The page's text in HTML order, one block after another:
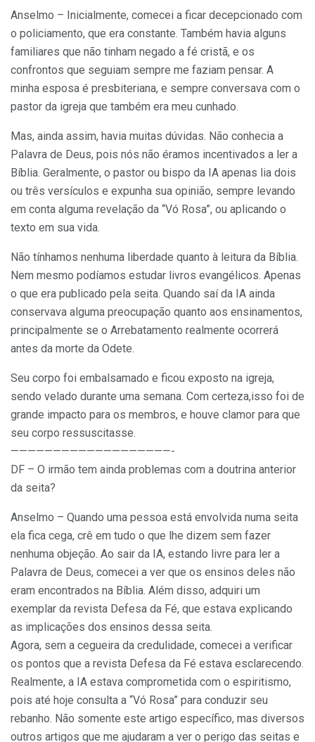
Anselmo – Inicialmente, comecei a ficar decepcionado com
o policiamento, que era constante. Também havia alguns
familiares que não tinham negado a fé cristã, e os
confrontos que seguiam sempre me faziam pensar. A
minha esposa é presbiteriana, e sempre conversava com o
pastor da igreja que também era meu cunhado.
Mas, ainda assim, havia muitas dúvidas. Não conhecia a
Palavra de Deus, pois nós não éramos incentivados a ler a
Bíblia. Geralmente, o pastor ou bispo da IA apenas lia dois
ou três versículos e expunha sua opinião, sempre levando
em conta alguma revelação da “Vó Rosa”, ou aplicando o
texto em sua vida.
Não tínhamos nenhuma liberdade quanto à leitura da Bíblia.
Nem mesmo podíamos estudar livros evangélicos. Apenas
o que era publicado pela seita. Quando saí da IA ainda
conservava alguma preocupação quanto aos ensinamentos,
principalmente se o Arrebatamento realmente ocorrerá
antes da morte da Odete.
Seu corpo foi embalsamado e ficou exposto na igreja,
sendo velado durante uma semana. Com certeza,isso foi de
grande impacto para os membros, e houve clamor para que
seu corpo ressuscitasse.
———————————————————-
DF – O irmão tem ainda problemas com a doutrina anterior
da seita?
Anselmo – Quando uma pessoa está envolvida numa seita
ela fica cega, crê em tudo o que lhe dizem sem fazer
nenhuma objeção. Ao sair da IA, estando livre para ler a
Palavra de Deus, comecei a ver que os ensinos deles não
eram encontrados na Bíblia. Além disso, adquiri um
exemplar da revista Defesa da Fé, que estava explicando
as implicações dos ensinos dessa seita.
Agora, sem a cegueira da credulidade, comecei a verificar
os pontos que a revista Defesa da Fé estava esclarecendo.
Realmente, a IA estava comprometida com o espiritismo,
pois até hoje consulta a “Vó Rosa” para conduzir seu
rebanho. Não somente este artigo específico, mas diversos
outros artigos que me ajudaram a ver o perigo das seitas e